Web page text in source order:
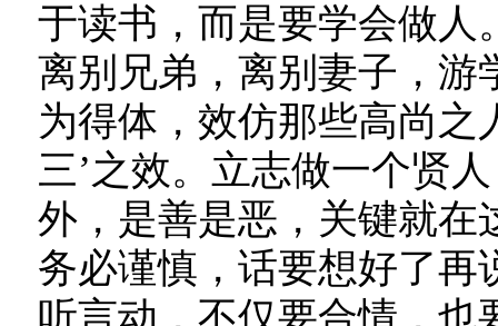
于读书，而是要学会做人
离别兄弟，离别妻子，游
为得体，效仿那些高尚之
三’之效。立志做一个贤
外，是善是恶，关键就在
务必谨慎，话要想好了再
听言动，不仅要合情，也